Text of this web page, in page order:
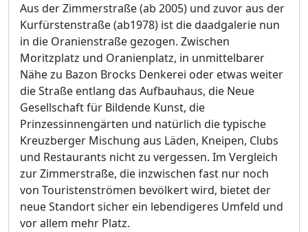
Aus der Zimmerstraße (ab 2005) und zuvor aus der
Kurfürstenstraße (ab1978) ist die daadgalerie nun
in die Oranienstraße gezogen. Zwischen
Moritzplatz und Oranienplatz, in unmittelbarer
Nähe zu Bazon Brocks Denkerei oder etwas weiter
die Straße entlang das Aufbauhaus, die Neue
Gesellschaft für Bildende Kunst, die
Prinzessinnengärten und natürlich die typische
Kreuzberger Mischung aus Läden, Kneipen, Clubs
und Restaurants nicht zu vergessen. Im Vergleich
zur Zimmerstraße, die inzwischen fast nur noch
von Touristenströmen bevölkert wird, bietet der
neue Standort sicher ein lebendigeres Umfeld und
vor allem mehr Platz.